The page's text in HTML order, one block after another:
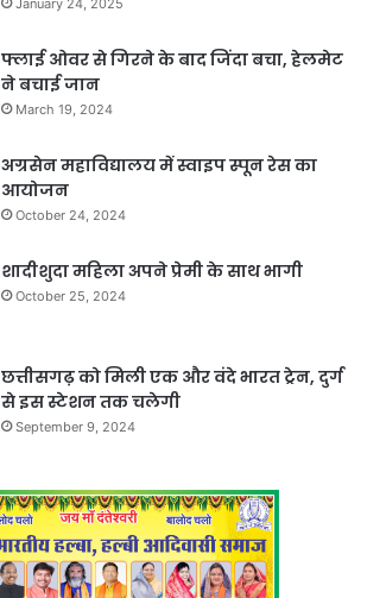
January 24, 2025
फ्लाई ओवर से गिरने के बाद जिंदा बचा, हेलमेट
ने बचाई जान
March 19, 2024
अग्रसेन महाविद्यालय में स्वाइप स्पून रेस का
आयोजन
October 24, 2024
शादीशुदा महिला अपने प्रेमी के साथ भागी
October 25, 2024
छत्तीसगढ़ को मिली एक और वंदे भारत ट्रेन, दुर्ग
से इस स्टेशन तक चलेगी
September 9, 2024